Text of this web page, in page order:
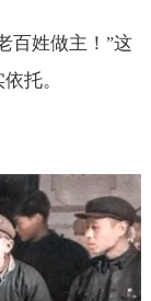
百姓做主！ ”这
托。